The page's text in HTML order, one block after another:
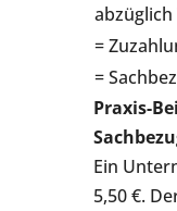
=
=
Praxis-
Ein
5,50 €.